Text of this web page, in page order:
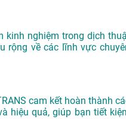
kinh nghiệm trong dịch
rộng về các lĩnh vực
cam kết hoàn thành
hiệu quả, giúp bạn tiết